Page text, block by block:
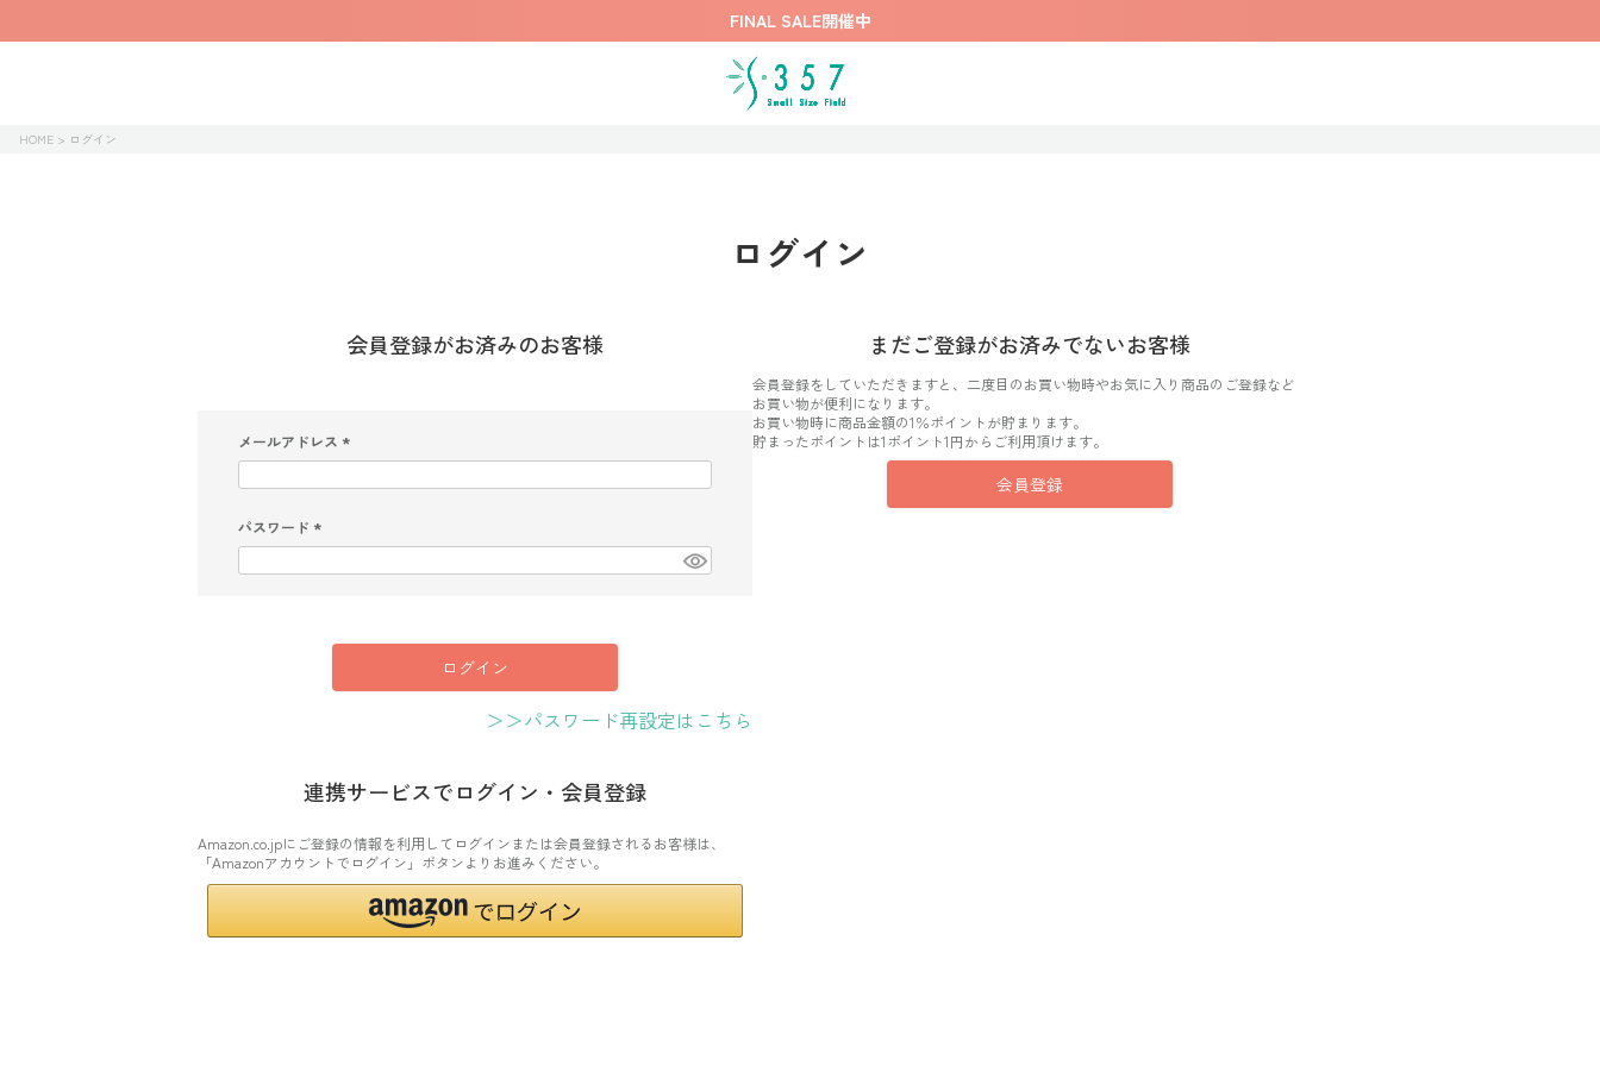
FINAL SALE開催中
HOME ログイン
ログイン
会員登録がお済みのお客様
メールアドレス
(
パスワード
(
ログイン
＞＞パスワード再設定はこちら
連携サービスでログイン・会員登録
Amazon.co.jpにご登録の情報を利用してログインまたは会員登録されるお客様は、
「Amazonアカウントでログイン」ボタンよりお進みください。
まだご登録がお済みでないお客様
会員登録をしていただきますと、二度目のお買い物時やお気に入り商品のご登録など
お買い物が便利になります。
お買い物時に商品金額の1％ポイントが貯まります。
貯まったポイントは1ポイント1円からご利用頂けます。
会員登録